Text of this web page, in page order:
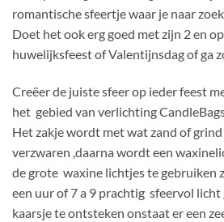
romantische sfeertje waar je naar
Doet het ook erg goed met zijn 2 en
huwelijksfeest of Valentijnsdag of ga
Creëer de juiste sfeer op ieder feest
het gebied van verlichting
Het zakje wordt met wat zand of
verzwaren ,daarna wordt een
de grote waxine lichtjes te gebruiken
een uur of 7 a 9 prachtig sfeervol licht
kaarsje te ontsteken onstaat er een